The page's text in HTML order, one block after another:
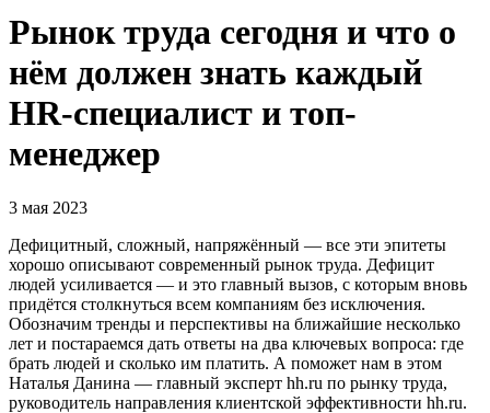
Рынок труда сегодня и что о
нём должен знать каждый
HR-специалист и топ-
менеджер
3 мая 2023
Дефицитный, сложный, напряжённый — все эти эпитеты
хорошо описывают современный рынок труда. Дефицит
людей усиливается — и это главный вызов, с которым вновь
придётся столкнуться всем компаниям без исключения.
Обозначим тренды и перспективы на ближайшие несколько
лет и постараемся дать ответы на два ключевых вопроса: где
брать людей и сколько им платить. А поможет нам в этом
Наталья Данина — главный эксперт hh.ru по рынку труда,
руководитель направления клиентской эффективности hh.ru.